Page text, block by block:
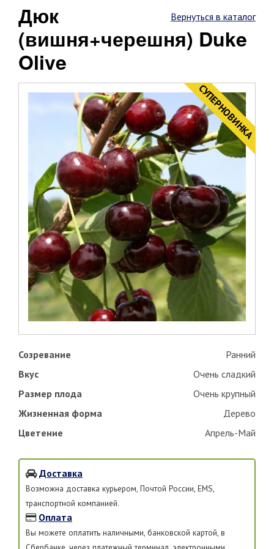
Вернуться в каталог
Дюк
(вишня+черешня) Duke
Olive
CУПЕРНОВИНКА
Созревание
Ранний
Вкус
Очень сладкий
Размер плода
Очень крупный
Жизненная форма
Дерево
Цветение
Апрель-Май
Доставка
Возможна доставка курьером, Почтой России, EMS,
транспортной компанией.
Оплата
Вы можете оплатить наличными, банковской картой, в